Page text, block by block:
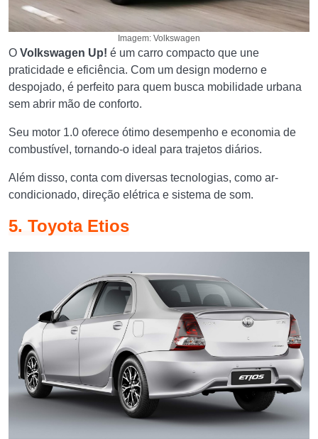
Imagem: Volkswagen
O Volkswagen Up! é um carro compacto que une
praticidade e eficiência. Com um design moderno e
despojado, é perfeito para quem busca mobilidade urbana
sem abrir mão de conforto.
Seu motor 1.0 oferece ótimo desempenho e economia de
combustível, tornando-o ideal para trajetos diários.
Além disso, conta com diversas tecnologias, como ar-
condicionado, direção elétrica e sistema de som.
5. Toyota Etios